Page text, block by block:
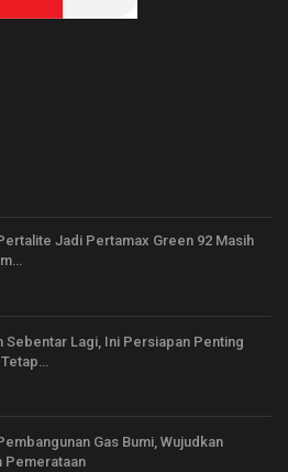
Jadi Pertamax Green 92 Masih
Sebentar Lagi, Ini Persiapan Penting
Gas Bumi, Wujudkan
Pemerataan